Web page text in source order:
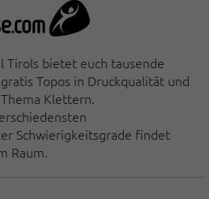
bietet euch tausende
Topos in Druckqualität und
Klettern.
Schwierigkeitsgrade findet
Raum.